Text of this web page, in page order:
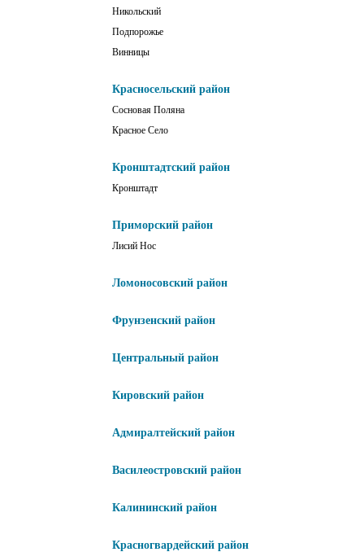
Никольский
Подпорожье
Винницы
Красносельский район
Сосновая Поляна
Красное Село
Кронштадтский район
Кронштадт
Приморский район
Лисий Нос
Ломоносовский район
Фрунзенский район
Центральный район
Кировский район
Адмиралтейский район
Василеостровский район
Калининский район
Красногвардейский район